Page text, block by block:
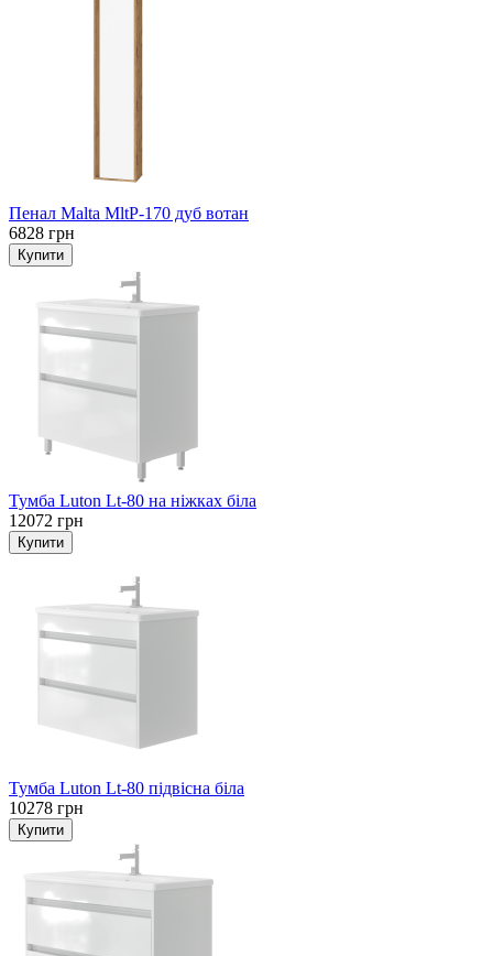
Пенал Malta MltP-170 дуб вотан
6828 грн
Тумба Luton Lt-80 на ніжках біла
12072 грн
Тумба Luton Lt-80 підвісна біла
10278 грн